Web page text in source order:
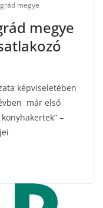
megye
megye
képviseletében
már első
–